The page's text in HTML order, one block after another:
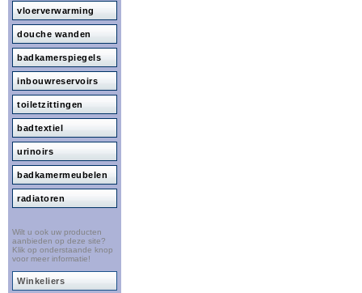
vloerverwarming
douche wanden
badkamerspiegels
inbouwreservoirs
toiletzittingen
badtextiel
urinoirs
badkamermeubelen
radiatoren
Wilt u ook uw producten
aanbieden op deze site?
Klik op onderstaande knop
voor meer informatie!
Winkeliers